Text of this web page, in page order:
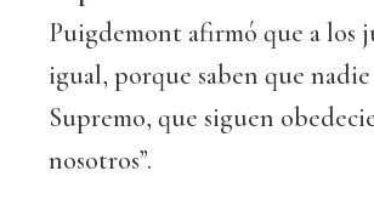
Puigdemont afirmó que a los
igual, porque saben que
Supremo, que siguen
nosotros”.